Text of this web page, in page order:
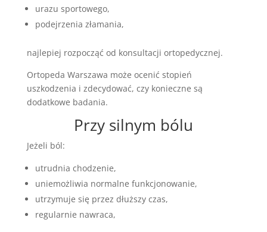
urazu sportowego,
podejrzenia złamania,
najlepiej rozpocząć od konsultacji ortopedycznej.
Ortopeda Warszawa może ocenić stopień
uszkodzenia i zdecydować, czy konieczne są
dodatkowe badania.
Przy silnym bólu
Jeżeli ból:
utrudnia chodzenie,
uniemożliwia normalne funkcjonowanie,
utrzymuje się przez dłuższy czas,
regularnie nawraca,